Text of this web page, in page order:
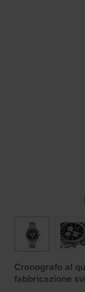
Cronografo al
fabbricazione